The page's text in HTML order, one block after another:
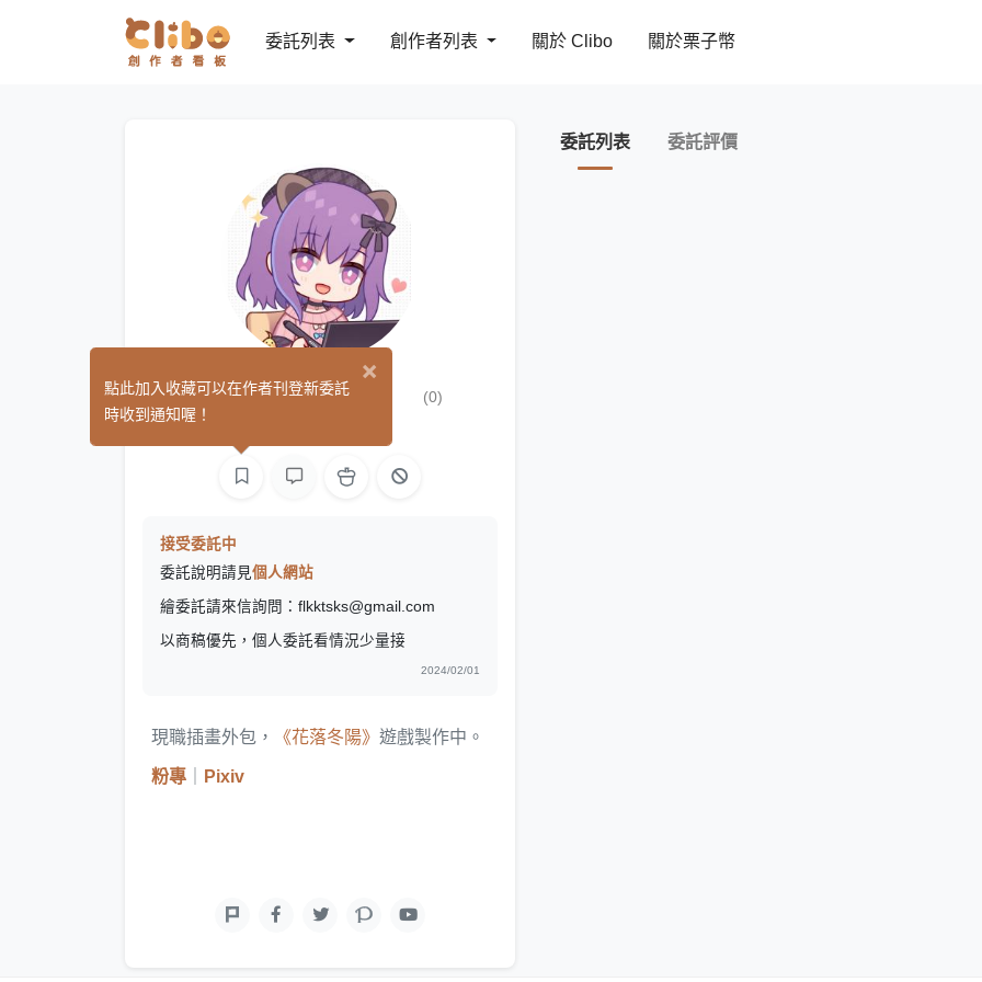
委託列表 創作者列表 關於 Clibo 關於栗子幣
日津樹伶（布丁） (0)
接受委託中
委託說明請見個人網站
繪委託請來信詢問：flkktsks@gmail.com
以商稿優先，個人委託看情況少量接
2024/02/01
現職插畫外包， 《花落冬陽》 遊戲製作中。
粉專 Pixiv
委託列表 委託評價
×
點此加入收藏可以在作者刊登新委託
時收到通知喔！